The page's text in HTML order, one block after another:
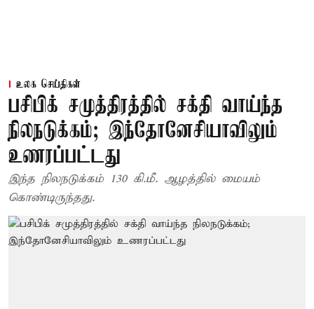
உலக செய்திகள்
பசிபிக் சமுத்திரத்தில் சக்தி வாய்ந்த
நிலநடுக்கம்; இந்தோனேசியாவிலும்
உணரப்பட்டது
இந்த நிலநடுக்கம் 130 கி.மீ. ஆழத்தில் மையம்
கொண்டிருந்தது.